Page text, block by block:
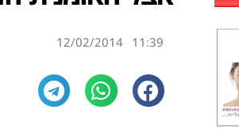
11:39
12/02/2014